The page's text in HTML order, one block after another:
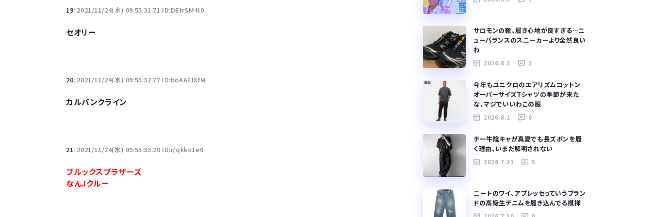
19: 2021/11/24(水) 09:55:31.71 ID:DEfrSM4l0
セオリー
20: 2021/11/24(水) 09:55:32.77 ID:boAAEfXfM
カルバンクライン
21: 2021/11/24(水) 09:55:33.20 ID:r/qkko1e0
ブルックスブラザーズ
なんJクルー
サロモンの靴、履き心地が良すぎる…ニ
ューバランスのスニーカーより全然良い
わ
2026.8.2 2
今年もユニクロのエアリズムコットン
オーバーサイズTシャツの季節が来た
な、マジでいいわこの服
2026.8.1 0
チー牛陰キャが真夏でも長ズボンを履
く理由、いまだ解明されない
2026.7.31 5
ニートのワイ、アプレッセっていうブラン
ドの高級生デニムを履き込んでる模様